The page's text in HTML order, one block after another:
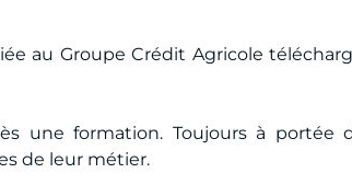
au Groupe Crédit Agricole
une formation. Toujours à portée
de leur métier.